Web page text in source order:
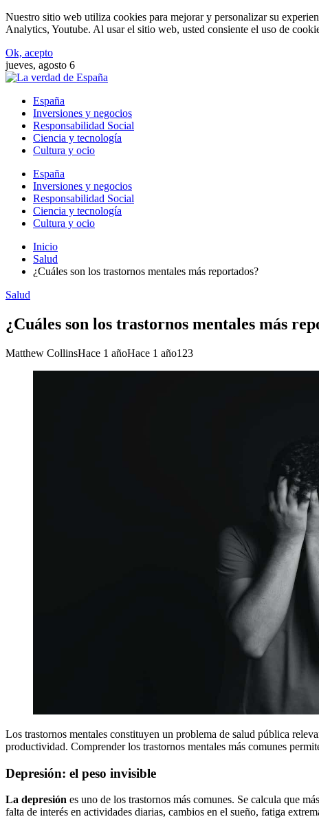
Nuestro sitio web utiliza cookies para mejorar y personalizar su
Analytics, Youtube. Al usar el sitio web, usted consiente el uso de
Ok, acepto
jueves, agosto 6
España
Inversiones y negocios
Responsabilidad Social
Ciencia y tecnología
Cultura y ocio
España
Inversiones y negocios
Responsabilidad Social
Ciencia y tecnología
Cultura y ocio
Inicio
Salud
¿Cuáles son los trastornos mentales más reportados?
Salud
¿Cuáles son los trastornos mentales más
Matthew CollinsHace 1 añoHace 1 año123
Los trastornos mentales constituyen un problema de salud pública
productividad. Comprender los trastornos mentales más comunes
Depresión: el peso invisible
La depresión es uno de los trastornos más comunes. Se calcula que
falta de interés en actividades diarias, cambios en el sueño, fatiga